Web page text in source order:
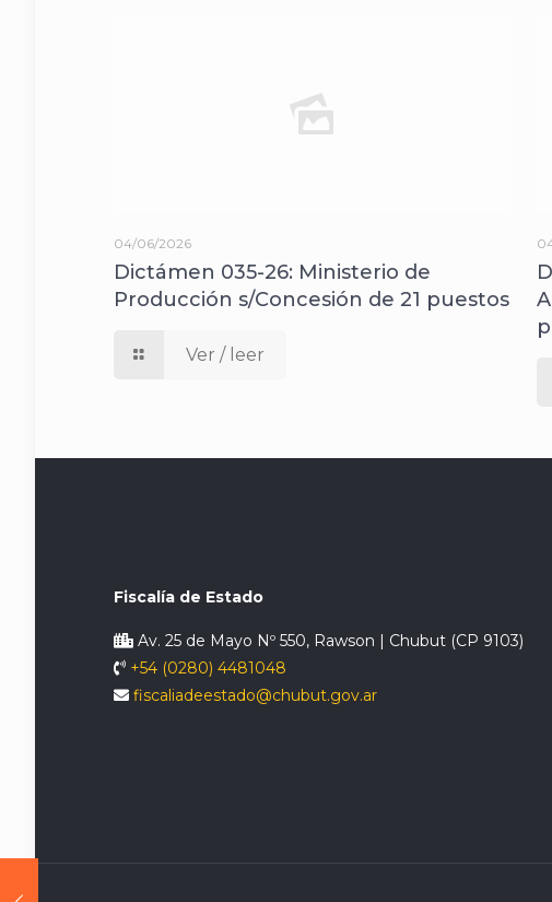
04/06/2026
Dictámen 035-26: Ministerio de
Producción s/Concesión de 21 puestos
Ver / leer
Fiscalía de Estado
Av. 25 de Mayo Nº 550, Rawson | Chubut (CP 9103)
+54 (0280) 4481048
fiscaliadeestado@chubut.gov.ar